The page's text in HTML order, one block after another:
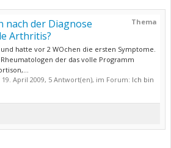
Thema
nach der Diagnose
Arthritis?
und hatte vor 2 WOchen die ersten Symptome.
der das volle Programm
19. April 2009, 5 Antwort(en), im Forum: Ich bin